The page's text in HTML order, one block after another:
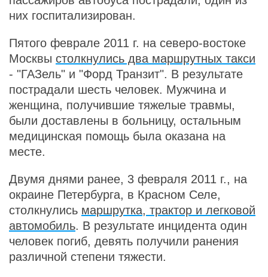
них госпитализирован.
Пятого феврале 2011 г. на северо-востоке
Москвы столкнулись два маршрутных такси
- "ГАЗель" и "Форд Транзит". В результате
пострадали шесть человек. Мужчина и
женщина, получившие тяжелые травмы,
были доставлены в больницу, остальным
медицинская помощь была оказана на
месте.
Двумя днями ранее, 3 февраля 2011 г., на
окраине Петербурга, в Красном Селе,
столкнулись маршрутка, трактор и легковой
автомобиль. В результате инцидента один
человек погиб, девять получили ранения
различной степени тяжести.